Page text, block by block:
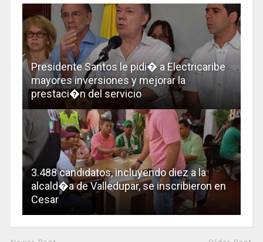
Presidente Santos le pidi� a Electricaribe
mayores inversiones y mejorar la
prestaci�n del servicio
3.488 candidatos, incluyendo diez a la
alcald�a de Valledupar, se inscribieron en
Cesar